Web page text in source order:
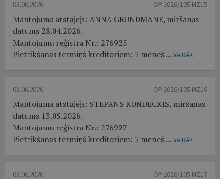
03.06.2026. OP 2026/105.MZ15
Mantojuma atstājējs: ANNA GRUNDMANE, miršanas
datums 28.04.2026.
Mantojumu reģistra Nr.: 276925
Pieteikšanās termiņš kreditoriem: 2 mēneši... VAIRĀK
03.06.2026. OP 2026/105.MZ16
Mantojuma atstājējs: STEPANS KUNDECKIS, miršanas
datums 13.05.2026.
Mantojumu reģistra Nr.: 276927
Pieteikšanās termiņš kreditoriem: 2 mēneši... VAIRĀK
03.06.2026. OP 2026/105.MZ17